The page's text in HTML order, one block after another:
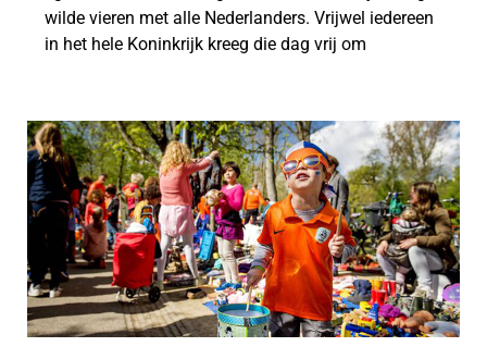
wilde vieren met alle Nederlanders. Vrijwel iedereen
in het hele Koninkrijk kreeg die dag vrij om